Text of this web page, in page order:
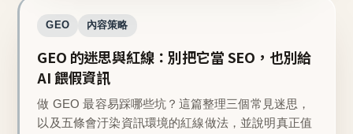
GEO 內容策略
GEO 的迷思與紅線：別把它當 SEO，也別給
AI 餵假資訊
做 GEO 最容易踩哪些坑？這篇整理三個常見迷思，
以及五條會汙染資訊環境的紅線做法，並說明真正值